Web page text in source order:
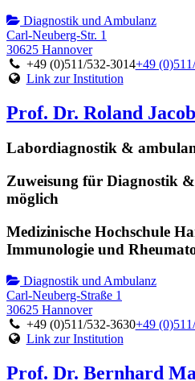
Diagnostik und Ambulanz
Carl-Neuberg-Str. 1
30625 Hannover
+49 (0)511/532-3014+49
Link zur Institution
Prof. Dr. Roland
Labordiagnostik &
Zuweisung für Diagnostik
möglich
Medizinische Hochschule
Immunologie und
Diagnostik und Ambulanz
Carl-Neuberg-Straße 1
30625 Hannover
+49 (0)511/532-3630+49
Link zur Institution
Prof. Dr. Bernhard